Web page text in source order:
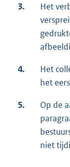
3.
Het
4.
Het
het
5.
Op de
niet